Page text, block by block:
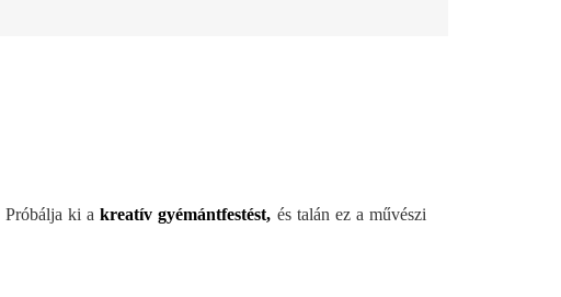
Próbálja ki akreatív gyémántfestést, és talán ez a művészi